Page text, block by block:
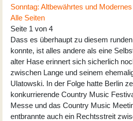
Sonntag: Altbewährtes und
Alle Seiten
Seite 1 von 4
Dass es überhaupt zu diesem
konnte, ist alles andere als eine
alter Hase erinnert sich sicherlich
zwischen Lange und seinem
Ulatowski. In der Folge hatte Berlin
konkurrierende Country Music
Messe und das Country Music
entbrannte auch ein Rechtsstreit